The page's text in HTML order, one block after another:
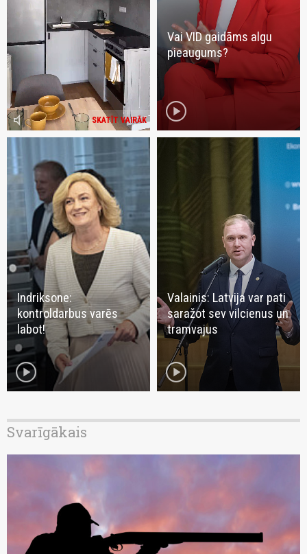
SKATĪT VAIRĀK
volume_mute
Vai VID gaidāms algu
pieaugums?
play_circle
Indriksone:
kontroldarbus varēs
labot!
play_circle
Valainis: Latvija var pati
saražot sev vilcienus un
tramvajus
play_circle
Svarīgākais